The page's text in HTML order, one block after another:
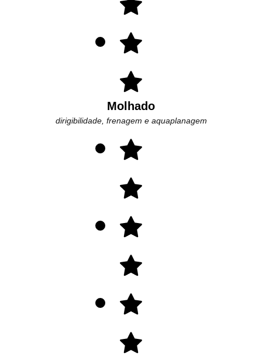
Molhado
dirigibilidade, frenagem e aquaplanagem